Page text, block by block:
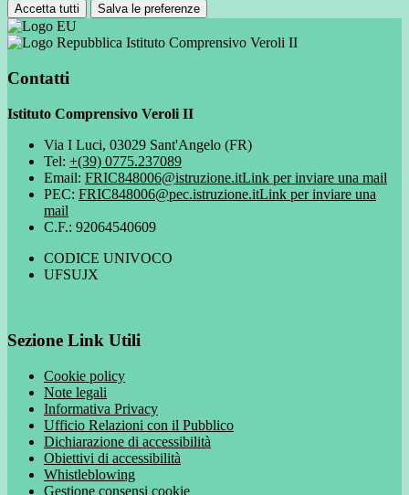
Accetta tutti Salva le preferenze
Istituto Comprensivo Veroli II
Contatti
Istituto Comprensivo Veroli II
Via I Luci, 03029 Sant'Angelo (FR)
Tel: +(39) 0775.237089
Email: FRIC848006@istruzione.itLink per inviare una mail
PEC: FRIC848006@pec.istruzione.itLink per inviare una
mail
C.F.: 92064540609
CODICE UNIVOCO
UFSUJX
Sezione Link Utili
Cookie policy
Note legali
Informativa Privacy
Ufficio Relazioni con il Pubblico
Dichiarazione di accessibilità
Obiettivi di accessibilità
Whistleblowing
Gestione consensi cookie